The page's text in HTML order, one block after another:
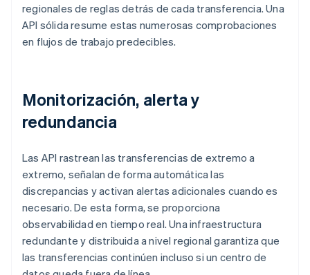
regionales de reglas detrás de cada transferencia. Una
API sólida resume estas numerosas comprobaciones
en flujos de trabajo predecibles.
Monitorización, alerta y
redundancia
Las API rastrean las transferencias de extremo a
extremo, señalan de forma automática las
discrepancias y activan alertas adicionales cuando es
necesario. De esta forma, se proporciona
observabilidad en tiempo real. Una infraestructura
redundante y distribuida a nivel regional garantiza que
las transferencias continúen incluso si un centro de